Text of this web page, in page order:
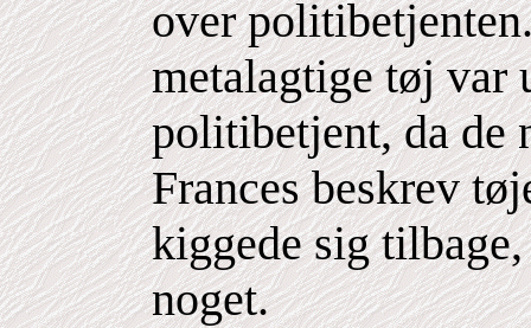
over
metalagtige tøj var
politibetjent, da de
Frances beskrev
kiggede sig
noget.